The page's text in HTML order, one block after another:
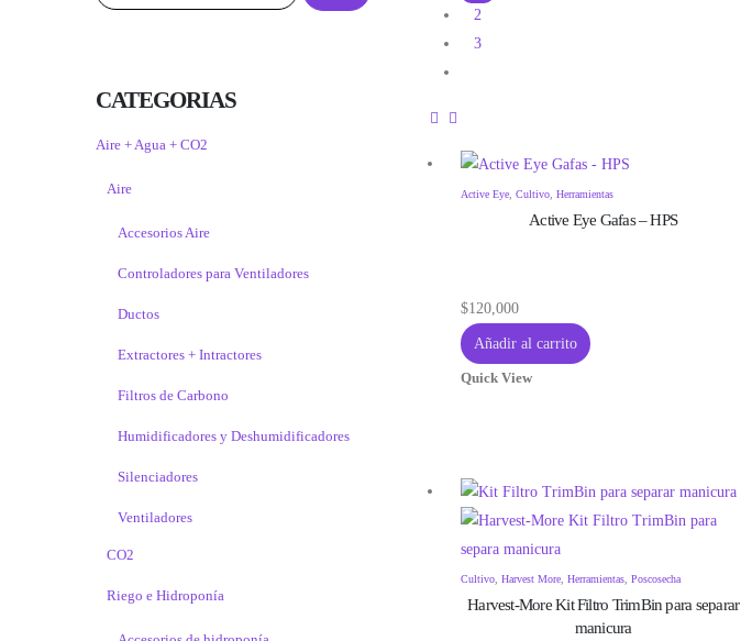
2
3
Active Eye Cultivo Herramientas
Active Eye Gafas – HPS
$120,000
Añadir al carrito
Quick View
Cultivo Harvest More Herramientas Poscosecha
Harvest-More Kit Filtro TrimBin para separar
manicura
CATEGORIAS
Aire + Agua + CO2
Aire
Accesorios Aire
Controladores para Ventiladores
Ductos
Extractores + Intractores
Filtros de Carbono
Humidificadores y Deshumidificadores
Silenciadores
Ventiladores
CO2
Riego e Hidroponía